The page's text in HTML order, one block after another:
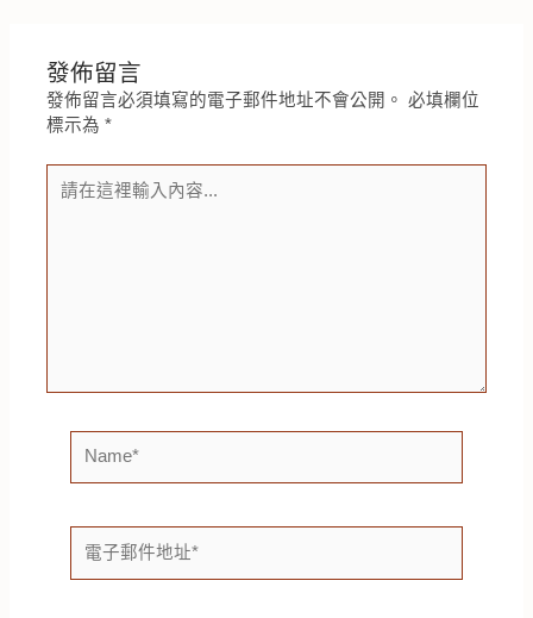
發佈留言
發佈留言必須填寫的電子郵件地址不會公開。 必填欄位
標示為*
在
子